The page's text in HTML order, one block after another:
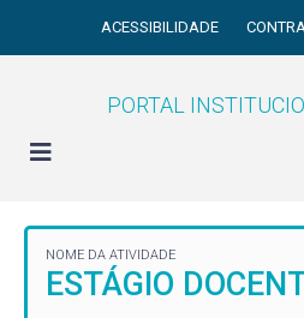
ACESSIBILIDADE
PORTAL
NOME DA ATIVIDADE
ESTÁGIO